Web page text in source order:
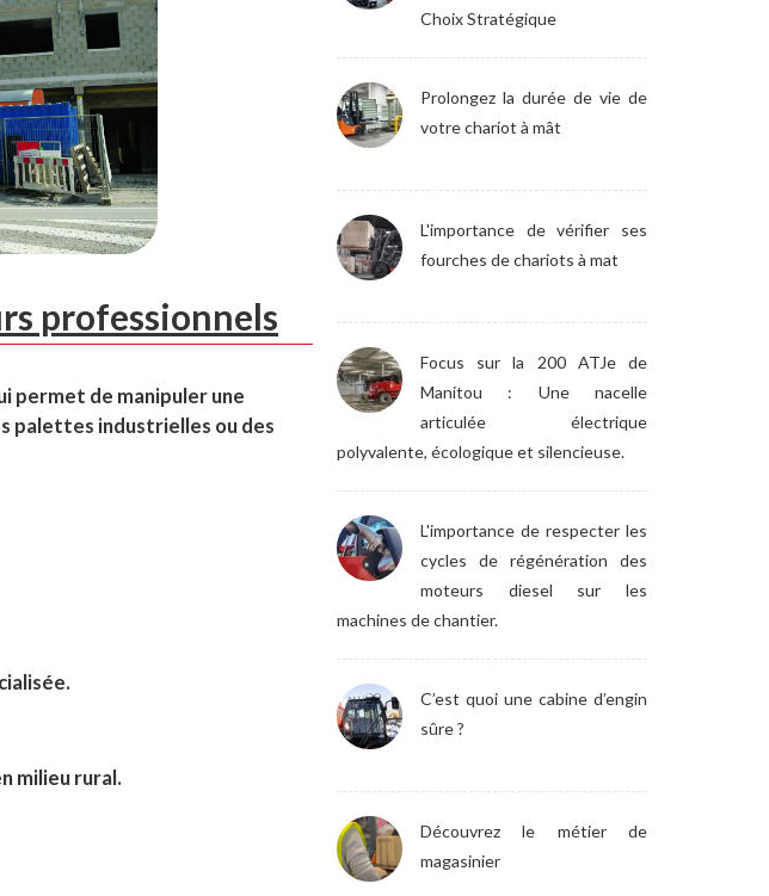
professionnels
permet de manipuler une
palettes industrielles ou des
milieu rural.
Choix Stratégique
Prolongez la durée de vie de
votre chariot à mât
L'importance de vérifier ses
fourches de chariots à mat
Focus sur la 200 ATJe de
Manitou : Une nacelle
articulée électrique
polyvalente, écologique et silencieuse.
L'importance de respecter les
cycles de régénération des
moteurs diesel sur les
machines de chantier.
C’est quoi une cabine d’engin
sûre ?
Découvrez le métier de
magasinier